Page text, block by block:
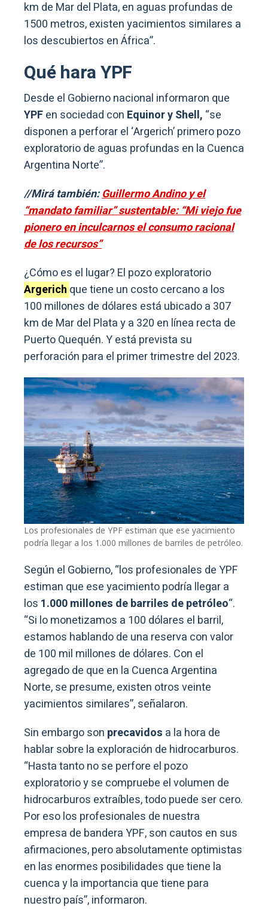
km de Mar del Plata, en aguas profundas de
1500 metros, existen yacimientos similares a
los descubiertos en África”.
Qué hara YPF
Desde el Gobierno nacional informaron que
YPFen sociedad con Equinor y Shell, “se
disponen a perforar el ‘Argerich’ primero pozo
exploratorio de aguas profundas en la Cuenca
Argentina Norte”.
//Mirá también:Guillermo Andino y el
“mandato familiar” sustentable: “Mi viejo fue
pionero en inculcarnos el consumo racional
de los recursos”
¿Cómo es el lugar? El pozo exploratorio
Argerich que tiene un costo cercano a los
100 millones de dólares está ubicado a 307
km de Mar del Plata y a 320 en línea recta de
Puerto Quequén. Y está prevista su
perforación para el primer trimestre del 2023.
Los profesionales de YPF estiman que ese yacimiento
podría llegar a los 1.000 millones de barriles de petróleo.
Según el Gobierno, “los profesionales de YPF
estiman que ese yacimiento podría llegar a
los 1.000 millones de barriles de petróleo“.
“Si lo monetizamos a 100 dólares el barril,
estamos hablando de una reserva con valor
de 100 mil millones de dólares. Con el
agregado de que en la Cuenca Argentina
Norte, se presume, existen otros veinte
yacimientos similares”, señalaron.
Sin embargo son precavidos a la hora de
hablar sobre la exploración de hidrocarburos.
“Hasta tanto no se perfore el pozo
exploratorio y se compruebe el volumen de
hidrocarburos extraíbles, todo puede ser cero.
Por eso los profesionales de nuestra
empresa de bandera YPF, son cautos en sus
afirmaciones, pero absolutamente optimistas
en las enormes posibilidades que tiene la
cuenca y la importancia que tiene para
nuestro país”, informaron.